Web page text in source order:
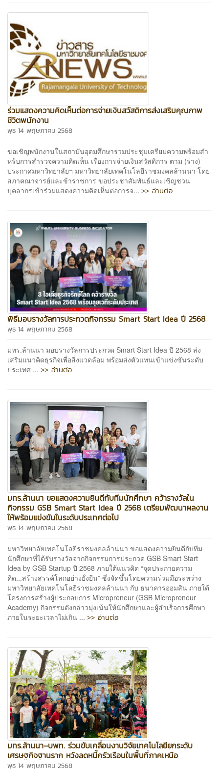
ร่วมแสดงความคิดเห็นต่อการจ่ายเงินสวัสดิการส่งเสริมคุณภาพ
ชีวิตพนักงาน
พุธ 14 พฤษภาคม 2568
ขอเชิญพนักงานในสถาบันอุดมศึกษาร่วมประชุมเตรียมความพร้อมสำ
หร้บการสำรวจความคิดเห็น เรื่องการจ่ายเงินสวัสดิการ ตาม (ร่าง)
ประกาศมหาวิทยาลัยฯ มหาวิทยาลัยเทคโนโลยีราชมงคลล้านนา โดย
สภาคณาจารย์และข้าราชการ ขอประชาสัมพันธ์และเชิญชวน
บุคลากรเข้าร่วมแสดงความคิดเห็นต่อการจ... >> อ่านต่อ
พิธีมอบรางวัลการประกวดกิจกรรม Smart Start Idea ปี 2568
พุธ 14 พฤษภาคม 2568
มทร.ล้านนา มอบรางวัลการประกวด Smart Start Idea ปี 2568 ส่ง
เสริมแนวคิดธุรกิจเพื่อสิ่งแวดล้อม พร้อมส่งตัวแทนเข้าแข่งขันระดับ
ประเทศ ... >> อ่านต่อ
มทร.ล้านนา ขอแสดงความยินดีกับทีมนักศึกษา คว้ารางวัลใน
กิจกรรม GSB Smart Start Idea ปี 2568 เตรียมพัฒนาผลงาน
ให้พร้อมแข่งขันในระดับประเทศต่อไป
พุธ 14 พฤษภาคม 2568
มหาวิทยาลัยเทคโนโลยีราชมงคลล้านนา ขอแสดงความยินดีกับทีม
นักศึกษาที่ได้รับรางวัลจากกิจกรรมการประกวด GSB Smart Start
Idea by GSB Startup ปี 2568 ภายใต้แนวคิด “จุดประกายความ
คิด...สร้างสรรค์โลกอย่างยั่งยืน” ซึ่งจัดขึ้นโดยความร่วมมือระหว่าง
มหาวิทยาลัยเทคโนโลยีราชมงคลล้านนา กับ ธนาคารออมสิน ภายใต้
โครงการสร้างผู้ประกอบการ Micropreneur (GSB Micropreneur
Academy) กิจกรรมดังกล่าวมุ่งเน้นให้นักศึกษาและผู้สำเร็จการศึกษา
ภายในระยะเวลาไม่เกิน ... >> อ่านต่อ
มทร.ล้านนา–บพท. ร่วมขับเคลื่อนงานวิจัยเทคโนโลยียกระดับ
เศรษฐกิจฐานราก หวังลดหนี้ครัวเรือนในพื้นที่ภาคเหนือ
พุธ 14 พฤษภาคม 2568